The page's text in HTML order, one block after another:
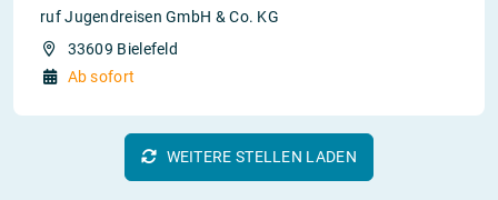
ruf Jugendreisen GmbH & Co. KG
33609 Bielefeld
Ab sofort
WEITERE STELLEN LADEN